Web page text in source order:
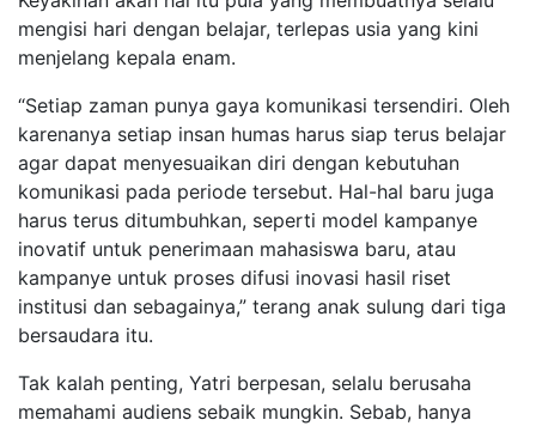
mengisi hari dengan belajar, terlepas usia yang kini
menjelang kepala enam.
“Setiap zaman punya gaya komunikasi tersendiri. Oleh
karenanya setiap insan humas harus siap terus belajar
agar dapat menyesuaikan diri dengan kebutuhan
komunikasi pada periode tersebut. Hal-hal baru juga
harus terus ditumbuhkan, seperti model kampanye
inovatif untuk penerimaan mahasiswa baru, atau
kampanye untuk proses difusi inovasi hasil riset
institusi dan sebagainya,” terang anak sulung dari tiga
bersaudara itu.
Tak kalah penting, Yatri berpesan, selalu berusaha
memahami audiens sebaik mungkin. Sebab, hanya